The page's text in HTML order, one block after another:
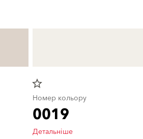
star_border
Номер кольору
0019
Детальніше